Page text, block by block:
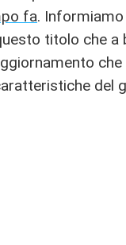
fa.
titolo che a
del